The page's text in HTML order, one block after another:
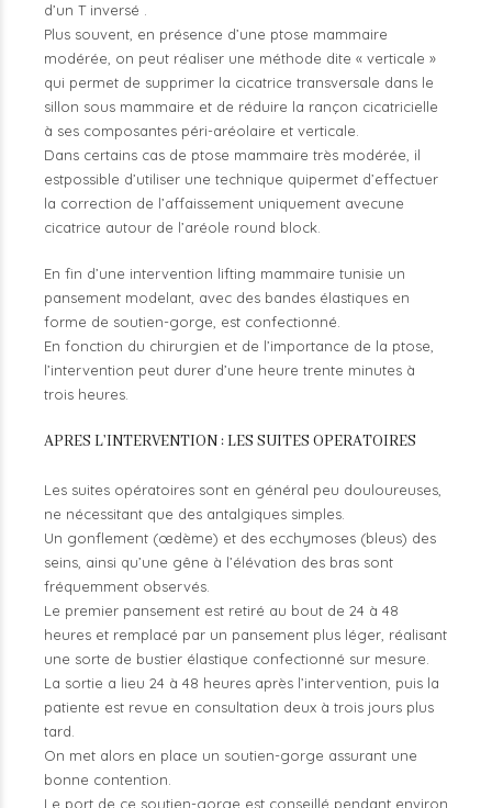
d’un T inversé .
Plus souvent, en présence d’une ptose mammaire
modérée, on peut réaliser une méthode dite « verticale »
qui permet de supprimer la cicatrice transversale dans le
sillon sous mammaire et de réduire la rançon cicatricielle
à ses composantes péri-aréolaire et verticale.
Dans certains cas de ptose mammaire très modérée, il
estpossible d’utiliser une technique quipermet d’effectuer
la correction de l’affaissement uniquement avecune
cicatrice autour de l’aréole round block.
En fin d’une intervention lifting mammaire tunisie un
pansement modelant, avec des bandes élastiques en
forme de soutien-gorge, est confectionné.
En fonction du chirurgien et de l’importance de la ptose,
l’intervention peut durer d’une heure trente minutes à
trois heures.
APRES L’INTERVENTION : LES SUITES OPERATOIRES
Les suites opératoires sont en général peu douloureuses,
ne nécessitant que des antalgiques simples.
Un gonflement (œdème) et des ecchymoses (bleus) des
seins, ainsi qu’une gêne à l’élévation des bras sont
fréquemment observés.
Le premier pansement est retiré au bout de 24 à 48
heures et remplacé par un pansement plus léger, réalisant
une sorte de bustier élastique confectionné sur mesure.
La sortie a lieu 24 à 48 heures après l’intervention, puis la
patiente est revue en consultation deux à trois jours plus
tard.
On met alors en place un soutien-gorge assurant une
bonne contention.
Le port de ce soutien-gorge est conseillé pendant environ